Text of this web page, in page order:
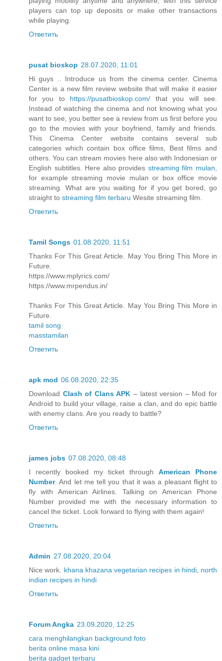
players can top up deposits or make other transactions
while playing.
Ответить
pusat bioskop 28.07.2020, 11:01
Hi guys .. Introduce us from the cinema center. Cinema
Center is a new film review website that will make it easier
for you to https://pusatbioskop.com/ that you will see.
Instead of watching the cinema and not knowing what you
want to see, you better see a review from us first before you
go to the movies with your boyfriend, family and friends.
This Cinema Center website contains several sub
categories which contain box office films, Best films and
others. You can stream movies here also with Indonesian or
English subtitles. Here also provides streaming film mulan
for example streaming movie mulan or box office movie
streaming. What are you waiting for if you get bored, go
straight to streaming film terbaru Wesite streaming film.
Ответить
Tamil Songs 01.08.2020, 11:51
Thanks For This Great Article. May You Bring This More in
Future.
https://www.mplyrics.com/
https://www.mrpendus.in/
Thanks For This Great Article. May You Bring This More in
Future.
tamil song
masstamilan
Ответить
apk mod 06.08.2020, 22:35
Download Clash of Clans APK – latest version – Mod for
Android to build your village, raise a clan, and do epic battle
with enemy clans. Are you ready to battle?
Ответить
james jobs 07.08.2020, 08:48
I recently booked my ticket through American Phone
Number. And let me tell you that it was a pleasant flight to
fly with American Airlines. Talking on American Phone
Number provided me with the necessary information to
cancel the ticket. Look forward to flying with them again!
Ответить
Admin 27.08.2020, 20:04
Nice work. khana khazana vegetarian recipes in hindi, north
indian recipes in hindi
Ответить
Forum Angka 23.09.2020, 12:25
cara menghilangkan background foto
berita online masa kini
berita gadget terbaru